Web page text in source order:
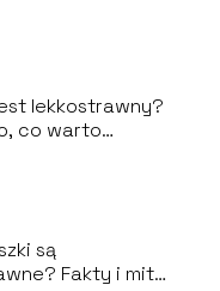
lekkostrawny?
co warto
są
Fakty i mity